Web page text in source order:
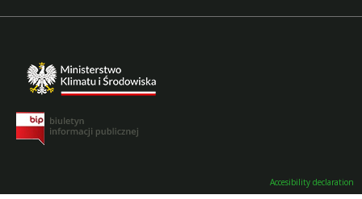
Accesibility declaration